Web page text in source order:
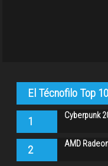
El Técnofilo Top 10
1 Cyberpunk
2 AMD